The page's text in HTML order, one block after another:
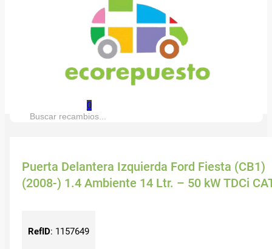
0
Buscar:
Puerta Delantera Izquierda Ford Fiesta (CB1)
(2008-) 1.4 Ambiente 14 Ltr. – 50 kW TDCi
RefID: 1157649